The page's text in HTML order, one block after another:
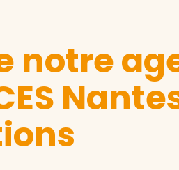
notre